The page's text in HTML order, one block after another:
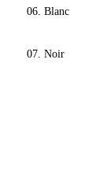
06. Blanc
07. Noir